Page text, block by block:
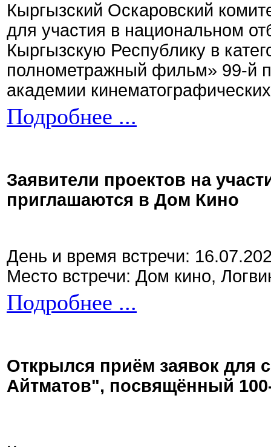
Кыргызский Оскаровский
для участия в национальном
Кыргызскую Республику в
полнометражный фильм» 99-й
академии
Подробнее ...
Заявители проектов на
приглашаются в Дом Кино
День и время встречи:
Место встречи: Дом кино,
Подробнее ...
Открылся приём заявок для
Айтматов", посвящённый